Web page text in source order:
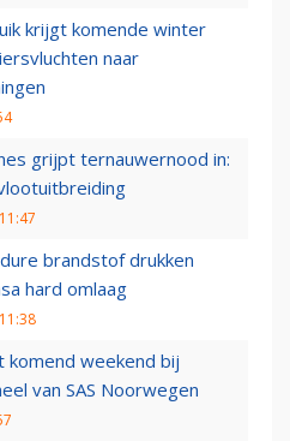
krijgt komende winter
naar
grijpt ternauwernood in:
brandstof drukken
hard omlaag
komend weekend bij
van SAS Noorwegen